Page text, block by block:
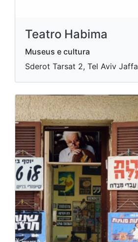
Teatro Habima
Museus e cultura
Sderot Tarsat 2, Tel Aviv Jaffa